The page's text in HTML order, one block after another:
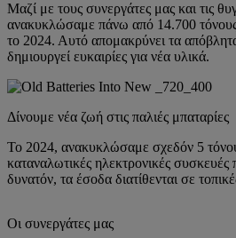
Μαζί με τους συνεργάτες μας και τις
ανακυκλώσαμε πάνω από 14.700
το 2024. Αυτό απομακρύνει τα
δημιουργεί ευκαιρίες για νέα υλικά.
Δίνουμε νέα ζωή στις παλιές μπαταρίες
Το 2024, ανακυκλώσαμε σχεδόν 5
καταναλωτικές ηλεκτρονικές
δυνατόν, τα έσοδα διατίθενται σε
Οι συνεργάτες μας